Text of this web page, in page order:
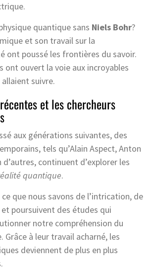
quantique sans Niels Bohr?
et son travail sur la
ont poussé les frontières du savoir.
ont ouvert la voie aux incroyables
suivre.
et les chercheurs
aux générations suivantes, des
tels qu’Alain Aspect, Anton
continuent d’explorer les
quantique.
que nous savons de l’intrication, de
poursuivent des études qui
notre compréhension du
Grâce à leur travail acharné, les
deviennent de plus en plus